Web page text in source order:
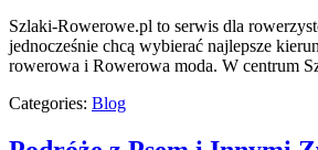
Szlaki-Rowerowe.pl to serwis dla
jednocześnie chcą wybierać najlepsze
rowerowa i Rowerowa moda. W centrum
Categories: Blog